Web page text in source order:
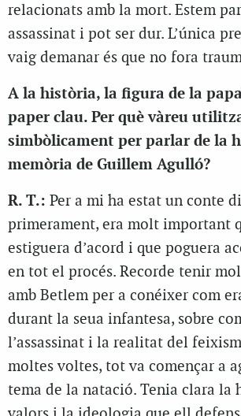
relacionats amb la mort. Estem
assassinat i pot ser dur. L’única
vaig demanar és que no fora
A la història, la figura de la
paper clau. Per què vàreu
simbòlicament per parlar de la
memòria de Guillem Agulló?
R. T.: Per a mi ha estat un conte
primerament, era molt important
estiguera d’acord i que poguera
en tot el procés. Recorde tenir
amb Betlem per a conéixer com
durant la seua infantesa, sobre
l’assassinat i la realitat del
moltes voltes, tot va començar a
tema de la natació. Tenia clara la